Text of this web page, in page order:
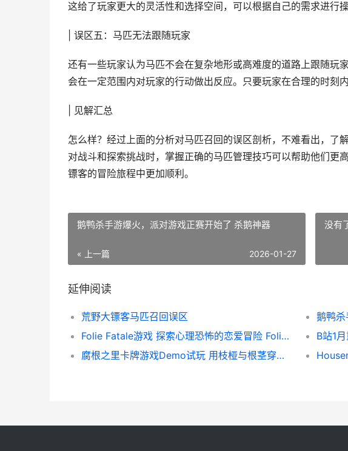
这给了玩家更大的灵活性和选择空间，可以根据自己的需求进行
| 误区五：马匹无法跟随玩家
还有一些玩家认为马匹不会在复杂地形或高难度的道路上跟随玩
会在一定范围内对玩家的行动做出反应。只要玩家在合理的时刻
| 见解汇总
怎么样？经过上面的分析对马匹召回的误区剖析，不难看出，了
对战斗和探索挑战时，掌握正确的马匹管理技巧可以帮助他们更
镖客的冒险旅程中更加顺利。
鹅鸭杀手游爆火，派对游戏正赛开始了 杀鹅神器
« 上一篇 2026-01-27
没有
延伸阅读
荒野大镖客马匹召回误区
鹅鸭
Folie Fatale游戏 探索心理恐怖的恋爱冒险 Folie Fatale游戏中文版
腐根之里卡牌游戏Demo试玩 用枝桠与根茎穿刺一切 腐根剂作用?